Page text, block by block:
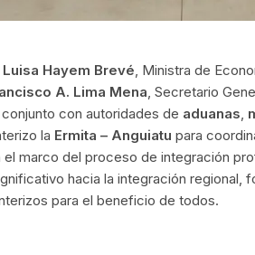
Hayem Brevé, Ministra de
A. Lima Mena, Secretario
con autoridades de aduanas,
la Ermita – Anguiatu para
marco del proceso de integración
hacia la integración
para el beneficio de todos.